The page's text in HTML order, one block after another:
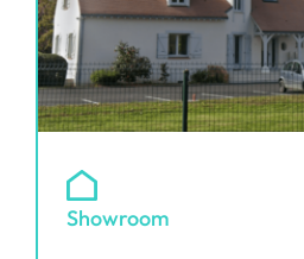
Showroom